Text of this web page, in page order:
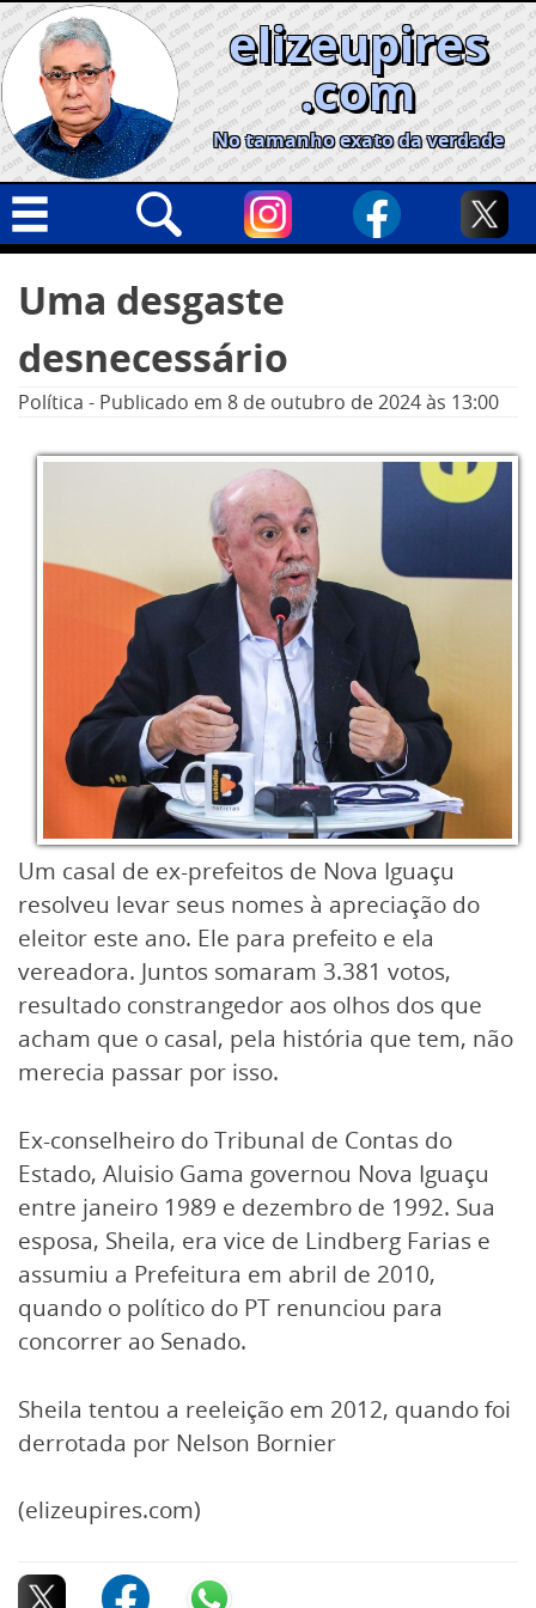
Skip
to
content
elizeupires
.com
No tamanho exato da verdade
Geral
Cidades
Política
por:
Uma desgaste
desnecessário
Política - Publicado em 8 de outubro de 2024às 13:00
Um casal de ex-prefeitos de Nova Iguaçu
resolveu levar seus nomes à apreciação do
eleitor este ano. Ele para prefeito e ela
vereadora. Juntos somaram 3.381 votos,
resultado constrangedor aos olhos dos que
acham que o casal, pela história que tem, não
merecia passar por isso.
Ex-conselheiro do Tribunal de Contas do
Estado, Aluisio Gama governou Nova Iguaçu
entre janeiro 1989 e dezembro de 1992. Sua
esposa, Sheila, era vice de Lindberg Farias e
assumiu a Prefeitura em abril de 2010,
quando o político do PT renunciou para
concorrer ao Senado.
Sheila tentou a reeleição em 2012, quando foi
derrotada por Nelson Bornier
(elizeupires.com)